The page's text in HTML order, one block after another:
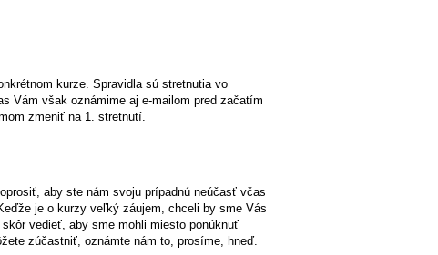
kurze. Spravidla sú stretnutia vo
Vám však oznámime aj e-mailom pred začatím
zmeniť na 1. stretnutí.
aby ste nám svoju prípadnú neúčasť včas
je o kurzy veľký záujem, chceli by sme Vás
vedieť, aby sme mohli miesto ponúknuť
zúčastniť, oznámte nám to, prosíme, hneď.